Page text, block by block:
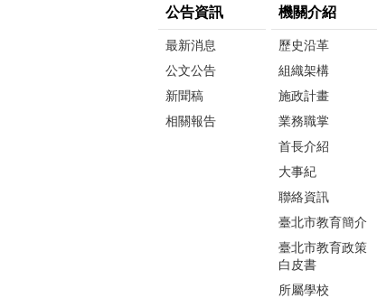
公告資訊
最新消息
公文公告
新聞稿
相關報告
機關介紹
歷史沿革
組織架構
施政計畫
業務職掌
首長介紹
大事紀
聯絡資訊
臺北市教育簡介
臺北市教育政策
白皮書
所屬學校